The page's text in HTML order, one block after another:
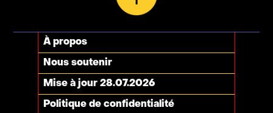
À propos
Nous soutenir
Politique de confidentialité
Mise à jour 28.07.2026